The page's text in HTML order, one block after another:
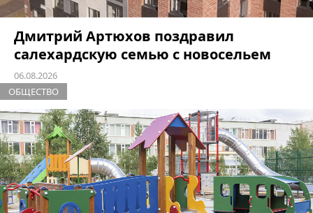
Дмитрий Артюхов поздравил
салехардскую семью с новосельем
06.08.2026
ОБЩЕСТВО